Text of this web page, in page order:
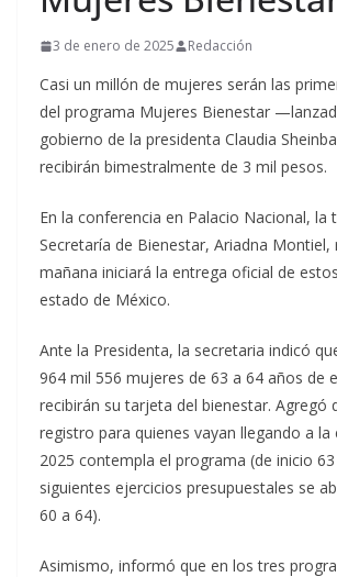
3 de enero de 2025 Redacción
Casi un millón de mujeres serán las
del programa Mujeres Bienestar
gobierno de la presidenta Claudia
recibirán bimestralmente de 3 mil pesos.
En la conferencia en Palacio Nacional, la
Secretaría de Bienestar, Ariadna Montiel,
mañana iniciará la entrega oficial de
estado de México.
Ante la Presidenta, la secretaria indicó
964 mil 556 mujeres de 63 a 64 años de
recibirán su tarjeta del bienestar. Agregó
registro para quienes vayan llegando a la
2025 contempla el programa (de inicio
siguientes ejercicios presupuestales se
60 a 64).
Asimismo, informó que en los tres